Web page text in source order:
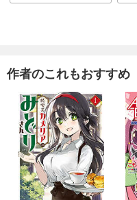
作者のこれもおすすめ